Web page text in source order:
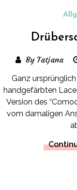
By Tatjana
Ganz
handgefärbten
Version des
vom damaligen